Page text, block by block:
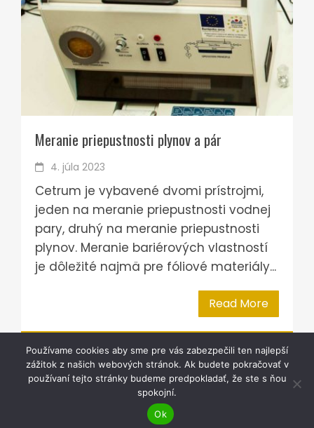
Meranie priepustnosti plynov a pár
4. júla 2023
Cetrum je vybavené dvomi prístrojmi,
jeden na meranie priepustnosti vodnej
pary, druhý na meranie priepustnosti
plynov. Meranie bariérových vlastností
je dôležité najmä pre fóliové materiály...
Read More
WordPress Theme - Total
Používame cookies aby sme pre vás zabezpečili ten najlepší
zážitok z našich webových stránok. Ak budete pokračovať v
používaní tejto stránky budeme predpokladať, že ste s ňou
spokojní.
Ok